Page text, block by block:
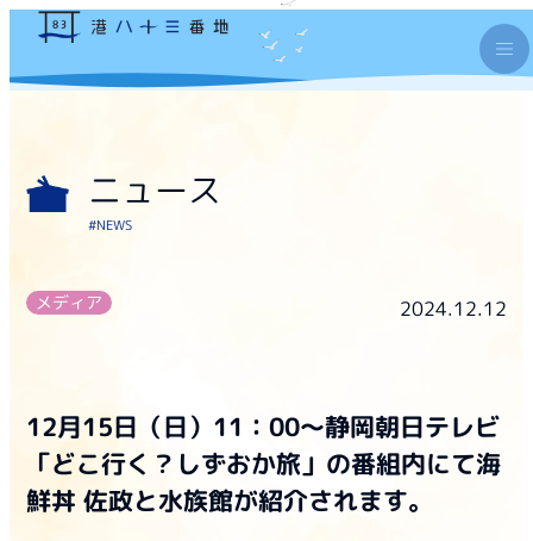
ニュース
#NEWS
メディア 2024.12.12
12月15日（日）11：00～静岡朝日テレビ
「どこ行く？しずおか旅」の番組内にて海
鮮丼 佐政と水族館が紹介されます。